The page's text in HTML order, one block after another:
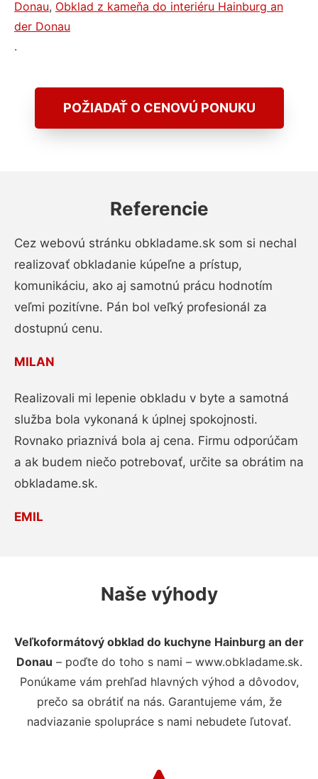
Donau, Obklad z kameňa do interiéru Hainburg an
der Donau
.
POŽIADAŤ O CENOVÚ PONUKU
Referencie
Cez webovú stránku obkladame.sk som si nechal
realizovať obkladanie kúpeľne a prístup,
komunikáciu, ako aj samotnú prácu hodnotím
veľmi pozitívne. Pán bol veľký profesionál za
dostupnú cenu.
MILAN
Realizovali mi lepenie obkladu v byte a samotná
služba bola vykonaná k úplnej spokojnosti.
Rovnako priaznivá bola aj cena. Firmu odporúčam
a ak budem niečo potrebovať, určite sa obrátim na
obkladame.sk.
EMIL
Naše výhody
Veľkoformátový obklad do kuchyne Hainburg an der
Donau – poďte do toho s nami – www.obkladame.sk.
Ponúkame vám prehľad hlavných výhod a dôvodov,
prečo sa obrátiť na nás. Garantujeme vám, že
nadviazanie spolupráce s nami nebudete ľutovať.